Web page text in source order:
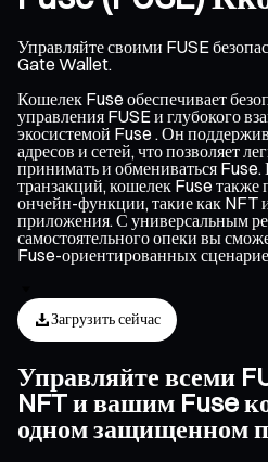
Управляйте своими FUSE
Gate Wallet.
Кошелек Fuse обеспечивает
управления FUSE и глубокого
экосистемой Fuse . Он
адресов и сетей, что позволяет
принимать и обмениваться
транзакций, кошелек Fuse также
ончейн-функции, такие как NFT
приложения. С универсальным
самостоятельного опеки вы
Fuse-ориентированных
Загрузить сейчас
Управляйте всеми
NFT и вашим Fuse
одном защищенном